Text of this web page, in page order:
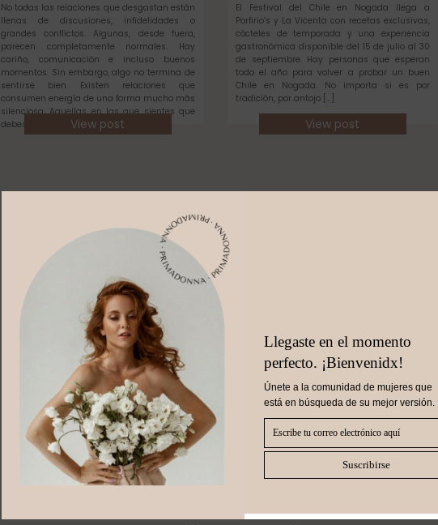
No todas las relaciones que desgastan están
llenas de discusiones, infidelidades o
grandes conflictos. Algunas, desde fuera,
parecen completamente normales. Hay
cariño, comunicación e incluso buenos
momentos. Sin embargo, algo no termina de
sentirse bien. Existen relaciones que
consumen energía de una forma mucho más
silenciosa. Aquellas en las que sientes que
debes medir cada […]View post
El Festival del Chile en Nogada llega a
Porfirio’s y La Vicenta con recetas exclusivas,
cócteles de temporada y una experiencia
gastronómica disponible del 15 de julio al 30
de septiembre. Hay personas que esperan
todo el año para volver a probar un buen
Chile en Nogada. No importa si es por
tradición, por antojo […]
View post